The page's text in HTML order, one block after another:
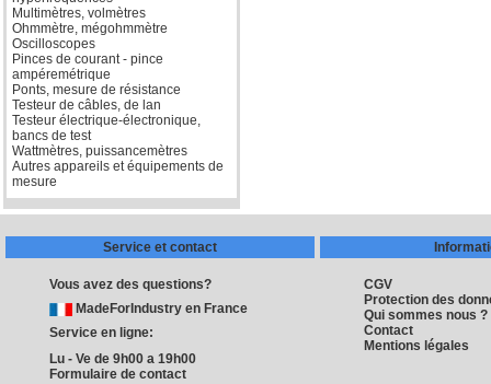
Multimètres, volmètres
Ohmmètre, mégohmmètre
Oscilloscopes
Pinces de courant - pince
ampéremétrique
Ponts, mesure de résistance
Testeur de câbles, de lan
Testeur électrique-électronique,
bancs de test
Wattmètres, puissancemètres
Autres appareils et équipements de
mesure
Service et contact
Vous avez des questions?
MadeForIndustry en France
Service en ligne:
Lu - Ve de 9h00 a 19h00
Formulaire de contact
CGV
Protection des
Qui sommes nous ?
Contact
Mentions légales